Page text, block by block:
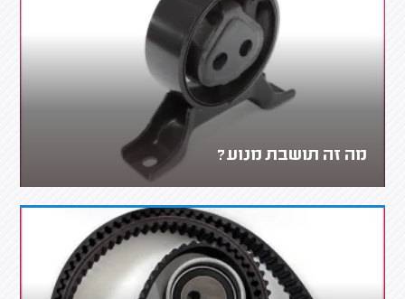
מה זה תושבת מנוע?